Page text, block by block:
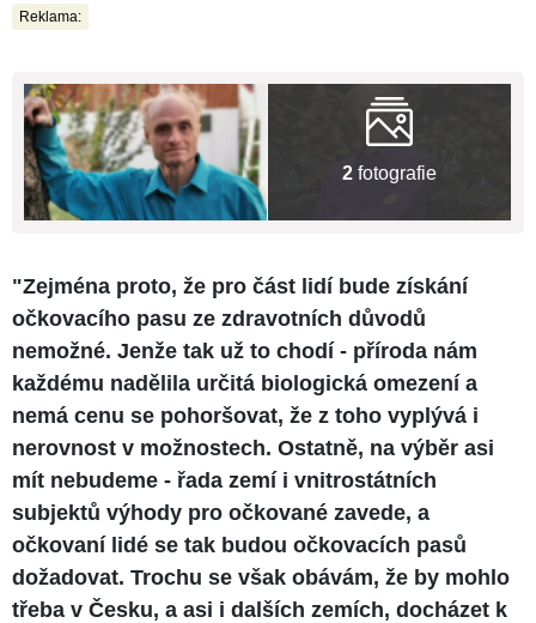
Reklama:
2 fotografie
"Zejména proto, že pro část lidí bude získání
očkovacího pasu ze zdravotních důvodů
nemožné. Jenže tak už to chodí - příroda nám
každému nadělila určitá biologická omezení a
nemá cenu se pohoršovat, že z toho vyplývá i
nerovnost v možnostech. Ostatně, na výběr asi
mít nebudeme - řada zemí i vnitrostátních
subjektů výhody pro očkované zavede, a
očkovaní lidé se tak budou očkovacích pasů
dožadovat. Trochu se však obávám, že by mohlo
třeba v Česku, a asi i dalších zemích, docházet k